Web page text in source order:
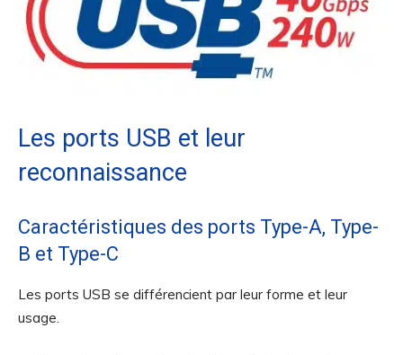
Les ports USB et leur
reconnaissance
Caractéristiques des ports Type-A, Type-
B et Type-C
Les ports USB se différencient par leur forme et leur
usage.